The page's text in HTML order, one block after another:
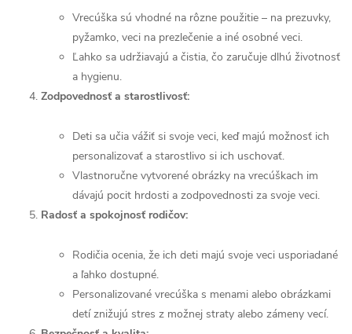
Vrecúška sú vhodné na rôzne použitie – na prezuvky,
pyžamko, veci na prezlečenie a iné osobné veci.
Ľahko sa udržiavajú a čistia, čo zaručuje dlhú životnosť
a hygienu.
Zodpovednosť a starostlivosť:
Deti sa učia vážiť si svoje veci, keď majú možnosť ich
personalizovať a starostlivo si ich uschovať.
Vlastnoručne vytvorené obrázky na vrecúškach im
dávajú pocit hrdosti a zodpovednosti za svoje veci.
Radosť a spokojnosť rodičov:
Rodičia ocenia, že ich deti majú svoje veci usporiadané
a ľahko dostupné.
Personalizované vrecúška s menami alebo obrázkami
detí znižujú stres z možnej straty alebo zámeny vecí.